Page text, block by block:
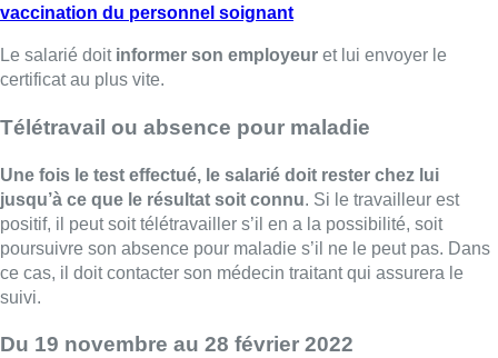
vaccination du personnel soignant
Le salarié doit informer son employeur et lui envoyer le
certificat au plus vite.
Télétravail ou absence pour maladie
Une fois le test effectué, le salarié doit rester chez lui
jusqu’à ce que le résultat soit connu. Si le travailleur est
positif, il peut soit télétravailler s’il en a la possibilité, soit
poursuivre son absence pour maladie s’il ne le peut pas. Dans
ce cas, il doit contacter son médecin traitant qui assurera le
suivi.
Du 19 novembre au 28 février 2022